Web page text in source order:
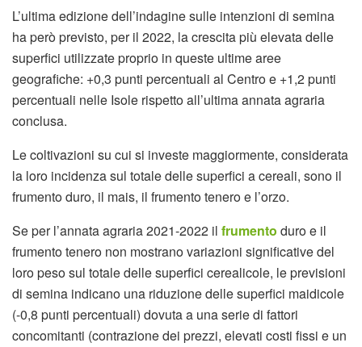
L’ultima edizione dell’indagine sulle intenzioni di semina
ha però previsto, per il 2022, la crescita più elevata delle
superfici utilizzate proprio in queste ultime aree
geografiche: +0,3 punti percentuali al Centro e +1,2 punti
percentuali nelle Isole rispetto all’ultima annata agraria
conclusa.
Le coltivazioni su cui si investe maggiormente, considerata
la loro incidenza sul totale delle superfici a cereali, sono il
frumento duro, il mais, il frumento tenero e l’orzo.
Se per l’annata agraria 2021-2022 il frumento duro e il
frumento tenero non mostrano variazioni significative del
loro peso sul totale delle superfici cerealicole, le previsioni
di semina indicano una riduzione delle superfici maidicole
(-0,8 punti percentuali) dovuta a una serie di fattori
concomitanti (contrazione dei prezzi, elevati costi fissi e un